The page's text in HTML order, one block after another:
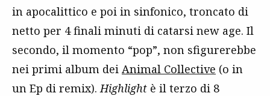
in apocalittico e poi in sinfonico, troncato di
netto per 4 finali minuti di catarsi new age. Il
secondo, il momento “pop”, non sfigurerebbe
nei primi album dei Animal Collective (o in
un Ep di remix).Highlight è il terzo di 8